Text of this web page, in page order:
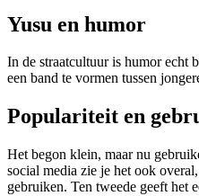
Yusu en humor
In de straatcultuur is humor echt
een band te vormen tussen
Populariteit en
Het begon klein, maar nu
social media zie je het ook
gebruiken. Ten tweede geeft het